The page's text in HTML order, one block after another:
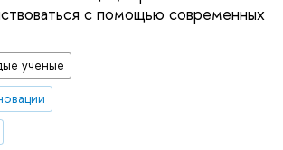
с помощью современных
ученые